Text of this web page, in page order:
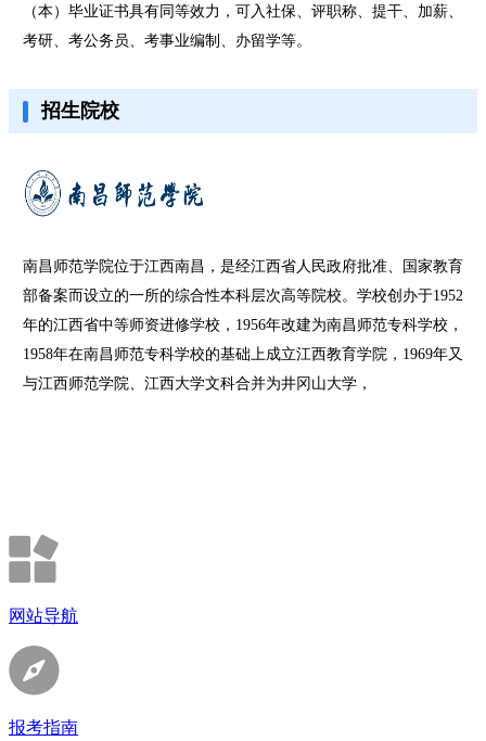
（本）毕业证书具有同等效力，可入社保、评职称、提干、加薪、
考研、考公务员、考事业编制、办留学等。
招生院校
南昌师范学院位于江西南昌，是经江西省人民政府批准、国家教育
部备案而设立的一所的综合性本科层次高等院校。学校创办于1952
年的江西省中等师资进修学校，1956年改建为南昌师范专科学校，
1958年在南昌师范专科学校的基础上成立江西教育学院，1969年又
与江西师范学院、江西大学文科合并为井冈山大学，
网站导航
报考指南